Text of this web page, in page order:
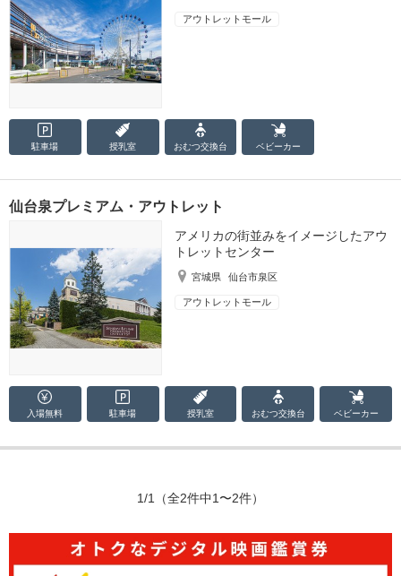
アウトレットモール
駐車場 授乳室 おむつ交換台 ベビーカー
仙台泉プレミアム・アウトレット
アメリカの街並みをイメージしたアウ
トレットセンター
宮城県 仙台市泉区
アウトレットモール
入場無料 駐車場 授乳室 おむつ交換台 ベビーカー
1/1 （全2件中1〜2件）